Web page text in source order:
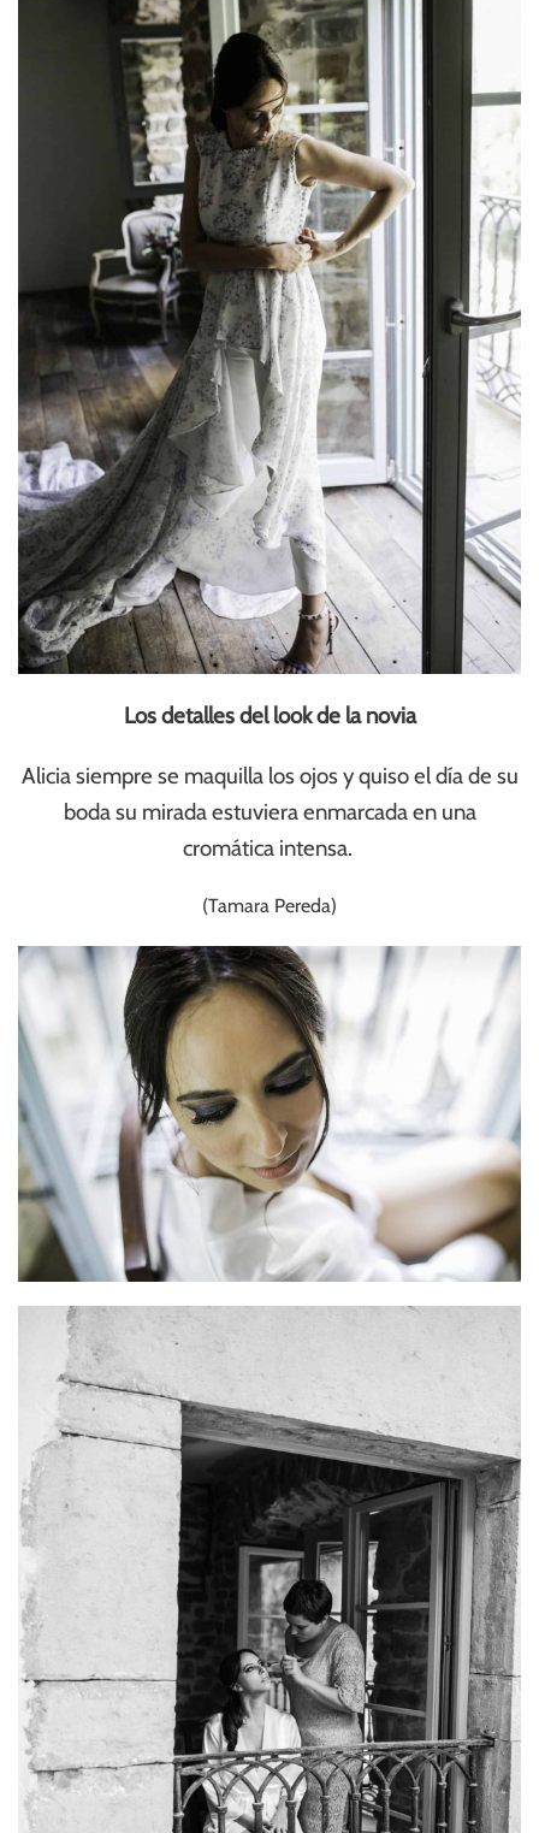
Los detalles del look de la novia
Alicia siempre se maquilla los ojos y quiso el día de su
boda su mirada estuviera enmarcada en una
cromática intensa.
(Tamara Pereda)